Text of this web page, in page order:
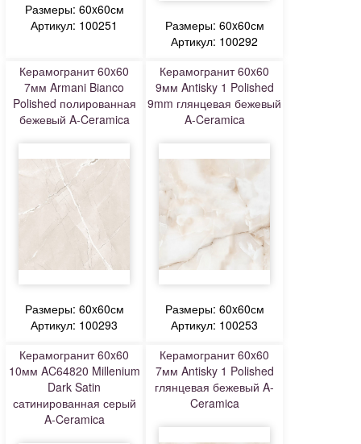
Размеры: 60x60см
Артикул: 100251
Размеры: 60x60см
Артикул: 100292
Керамогранит 60x60
7мм Armani Bianco
Polished полированная
бежевый A-Ceramica
Размеры: 60x60см
Артикул: 100293
Керамогранит 60x60
9мм Antisky 1 Polished
9mm глянцевая бежевый
A-Ceramica
Размеры: 60x60см
Артикул: 100253
Керамогранит 60x60
10мм AC64820 Millenium
Dark Satin
сатинированная серый
A-Ceramica
Керамогранит 60x60
7мм Antisky 1 Polished
глянцевая бежевый A-
Ceramica